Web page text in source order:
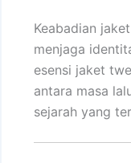
Keabadian
menjaga
esensi jaket
antara masa
sejarah yang